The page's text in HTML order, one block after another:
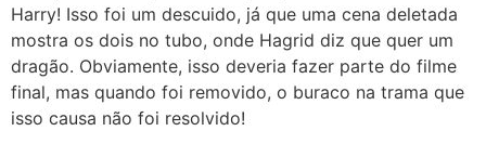
Harry! Isso foi um descuido, já que uma cena deletada
mostra os dois no tubo, onde Hagrid diz que quer um
dragão. Obviamente, isso deveria fazer parte do filme
final, mas quando foi removido, o buraco na trama que
isso causa não foi resolvido!